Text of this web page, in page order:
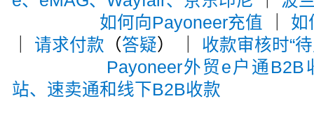
如何向Payoneer充值
如
请求付款 （答疑） ｜ 收款审核时“
Payoneer外贸e户通B2B
站、速卖通和线下B2B收款